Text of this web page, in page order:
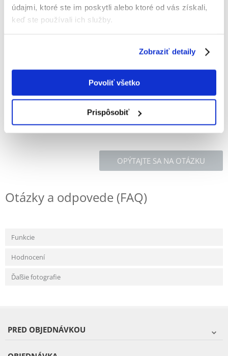
údajmi, ktoré ste im poskytli alebo ktoré od vás získali,
keď ste používali ich služby.
Zobraziť detaily
Povoliť všetko
Prispôsobiť
Fotky našich zákazníkovPozri ďalšie fotografie
nylonové a drôtené štetiny s hrotmi
OPÝTAJTE SA NA OTÁZKU
Otázky a odpovede (FAQ)
Funkcie
Hodnocení
Ďaľšie fotografie
PRED OBJEDNÁVKOU